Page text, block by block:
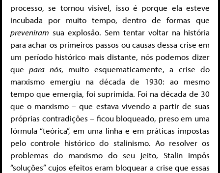
processo, se tornou visível, isso é porque ela esteve
incubada por muito tempo, dentro de formas que
preveniram sua explosão. Sem tentar voltar na história
para achar os primeiros passos ou causas dessa crise em
um período histórico mais distante, nós podemos dizer
quepara nós, muito esquematicamente, a crise do
marxismo emergiu na década de 1930: ao mesmo
tempo que emergia, foi suprimida. Foi na década de 30
que o marxismo – que estava vivendo a partir de suas
próprias contradições – ficou bloqueado, preso em uma
fórmula “teórica”, em uma linha e em práticas impostas
pelo controle histórico do stalinismo. Ao resolver os
problemas do marxismo do seu jeito, Stalin impôs
“soluções” cujos efeitos eram bloquear a crise que essas